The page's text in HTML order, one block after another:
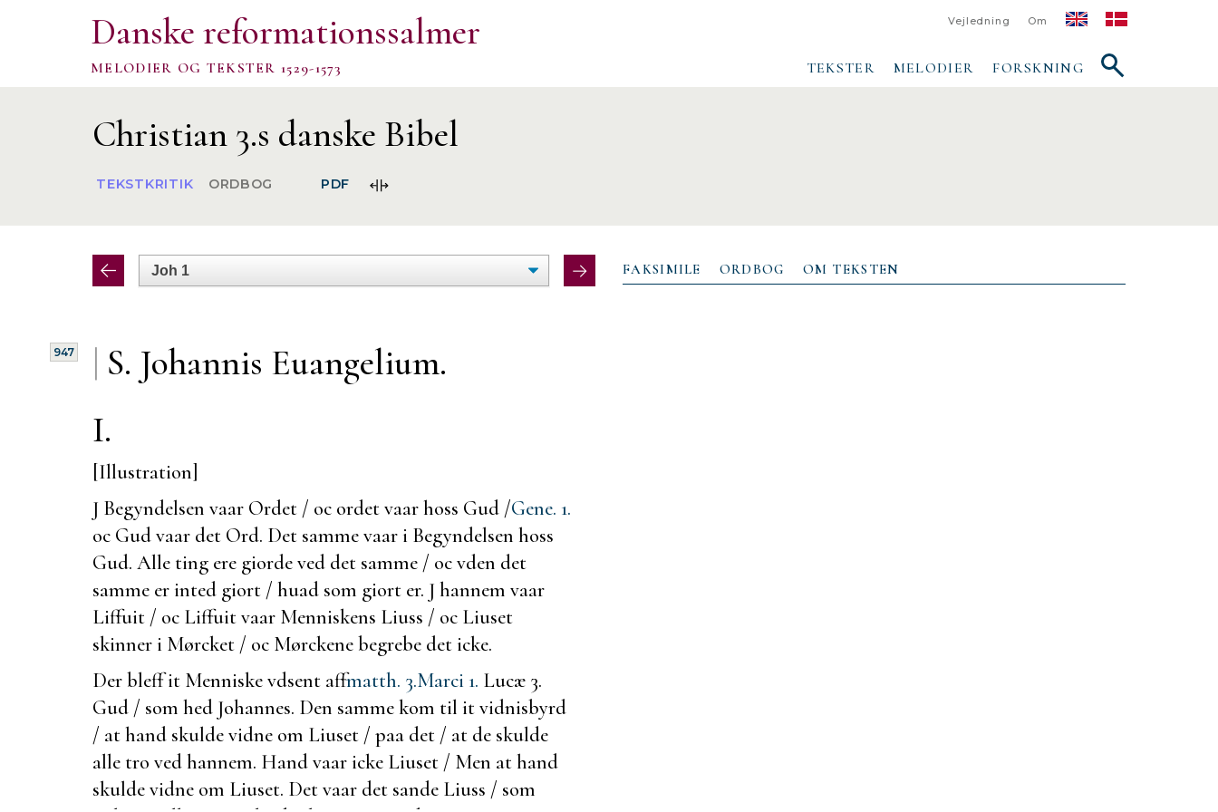
Danske reformationssalmer
MELODIER OG TEKSTER 1529-1573
Vejledning Om
TEKSTER MELODIER FORSKNING
Vis/skjul
søgefelt
Christian 3.s danske Bibel
TEKSTKRITIK ORDBOG PDF
FORØG/FORMINDSK
|
947
S. Johannis Euangelium.
I.
[Illustration]
J Begyndelsen vaar Ordet / oc ordet vaar hoss Gud /Gene. 1.
oc Gud vaar det Ord. Det samme vaar i Begyndelsen hoss
Gud. Alle ting ere giorde ved det samme / oc vden det
samme er inted giort / huad som giort er. J hannem vaar
Liffuit / oc Liffuit vaar Menniskens Liuss / oc Liuset
skinner i Mørcket / oc Mørckene begrebe det icke.
Der bleff it Menniske vdsent affmatth. 3.Marci 1. Lucæ 3.
Gud / som hed Johannes. Den samme kom til itvidnisbyrd
/ at hand skulde vidne om Liuset / paa det / at de skulde
alle tro ved hannem. Hand vaar icke Liuset / Men at hand
skulde vidne om Liuset. Det vaar det sande Liuss / som
FAKSIMILE ORDBOG OM TEKSTEN